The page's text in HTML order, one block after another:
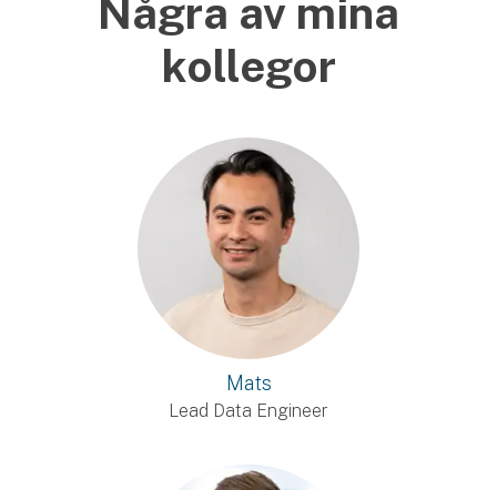
Några av mina
kollegor
Mats
Lead Data Engineer